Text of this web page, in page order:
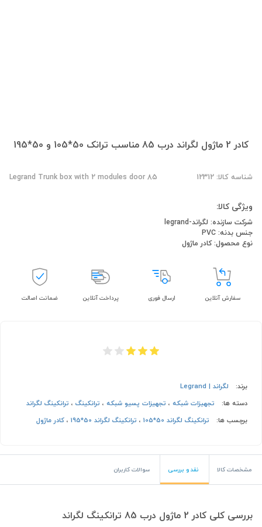
کادر 2 ماژول لگراند درب 85 مناسب ترانک 50*105 و 50*195
شناسه کالا: 12312 Legrand Trunk box with 2 modules door 85
ویژگی کالا:
شرکت سازنده: لگراند-legrand
جنس بدنه: PVC
نوع محصول: کادر ماژول
سفارش آنلاین ارسال فوری پرداخت آنلاین ضمانت اصالت
برند:
لگراند | Legrand
دسته ها:
تجهیزات شبکه ، تجهیزات پسیو شبکه ، ترانکینگ ، ترانکینگ لگراند
برچسب ها:
ترانکینگ لگراند 50*105 ، ترانکینگ لگراند 50*195 ، کادر ماژول
مشخصات کالا نقد و بررسی سوالات کاربران
بررسی کلی کادر 2 ماژول درب 85 ترانکینگ لگراند